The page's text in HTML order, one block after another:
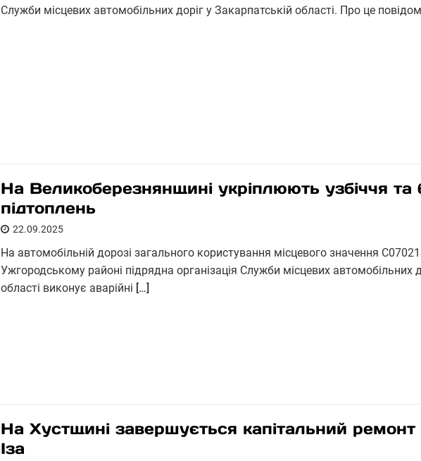
Служби місцевих автомобільних доріг у Закарпатській області. Про це
На Великоберезнянщині укріплюють узбіччя та
підтоплень
22.09.2025
На автомобільній дорозі загального користування місцевого значення
Ужгородському районі підрядна організація Служби місцевих автомобільних
області виконує аварійні […]
На Хустщині завершується капітальний ремонт
Іза